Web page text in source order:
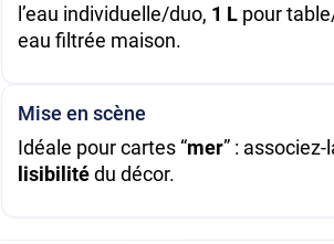
l’eau individuelle/duo, 1 L pour
eau filtrée maison.
Mise en scène
Idéale pour cartes “mer” :
lisibilitédu décor.